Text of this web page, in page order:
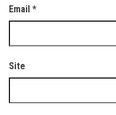
Email *
Site